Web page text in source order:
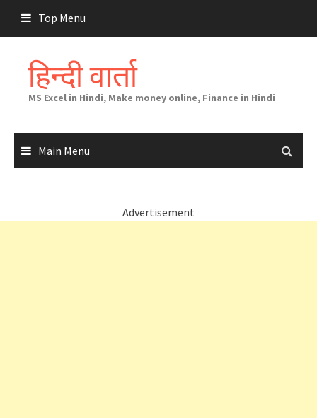
content
Top Menu
हिन्दी वार्ता
MS Excel in Hindi, Make money online, Finance in Hindi
Main Menu
Advertisement